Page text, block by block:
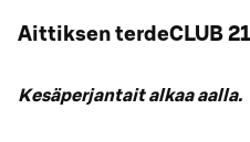
Aittiksen terdeCLUB
Kesäperjantait alkaa aalla.